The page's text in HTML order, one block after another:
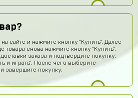
сайте и нажмите кнопку "Купить". Далее
товара снова нажмите кнопку "Купить",
заказа и подтвердите покупку,
и играть". После чего выберите
завершите покупку.